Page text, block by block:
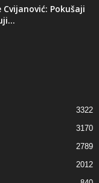
Cvijanović: Pokušaji
3322
3170
2789
2012